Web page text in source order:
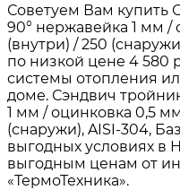
Советуем Вам купить
90° нержавейка 1 мм /
(внутри) / 250
по низкой цене 4 580
системы отопления
доме. Сэндвич
1 мм / оцинковка 0,5
(снаружи), AISI-304,
выгодных условиях в
выгодным ценам от
«ТермоТехника».